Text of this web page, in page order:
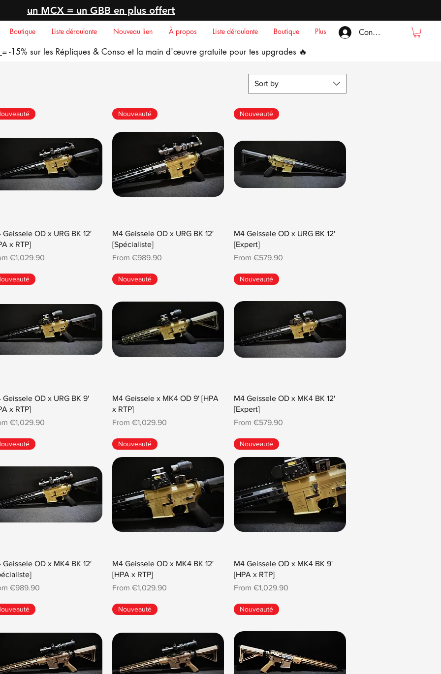
un MCX = un GBB en plus offert
Boutique Liste déroulante Nouveau lien À propos Liste déroulante Boutique Plus Connexion
= -15% sur les Répliques & Conso et la main d'œuvre gratuite pour tes upgrades 🔥
Sort by
Geissele OD x URG BK 12'
x RTP]
€1,029.90
Price
Nouveauté
M4 Geissele OD x URG BK 12'
[Spécialiste]
From €989.90
Sale Price
Nouveauté
M4 Geissele OD x URG BK 12'
[Expert]
From€579.90
Sale Price
Geissele OD x URG BK 9'
x RTP]
€1,029.90
Price
Nouveauté
M4 Geissele x MK4 OD 9' [HPA
x RTP]
From €1,029.90
Sale Price
Nouveauté
M4 Geissele OD x MK4 BK 12'
[Expert]
From€579.90
Sale Price
Geissele OD x MK4 BK 12'
€989.90
Price
Nouveauté
M4 Geissele OD x MK4 BK 12'
[HPA x RTP]
From €1,029.90
Sale Price
Nouveauté
M4 Geissele OD x MK4 BK 9'
[HPA x RTP]
From€1,029.90
Sale Price
Nouveauté Nouveauté